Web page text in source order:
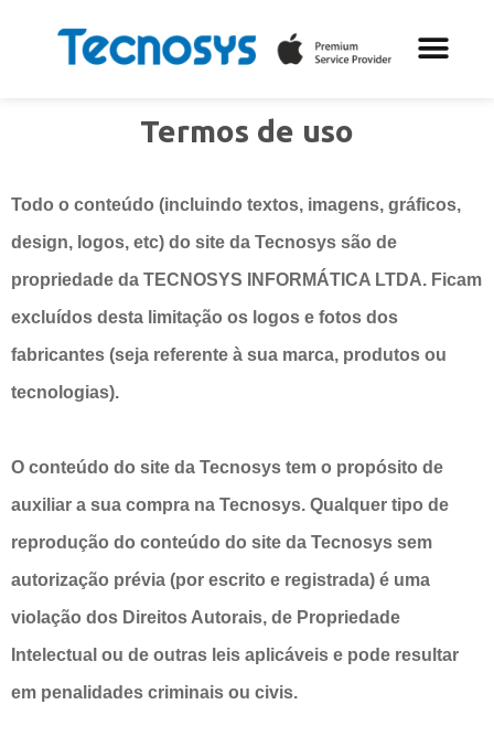
Termos de uso
Todo o conteúdo (incluindo textos, imagens, gráficos,
design, logos, etc) do site da Tecnosys são de
propriedade da TECNOSYS INFORMÁTICA LTDA. Ficam
excluídos desta limitação os logos e fotos dos
fabricantes (seja referente à sua marca, produtos ou
tecnologias).
O conteúdo do site da Tecnosys tem o propósito de
auxiliar a sua compra na Tecnosys. Qualquer tipo de
reprodução do conteúdo do site da Tecnosys sem
autorização prévia (por escrito e registrada) é uma
violação dos Direitos Autorais, de Propriedade
Intelectual ou de outras leis aplicáveis e pode resultar
em penalidades criminais ou civis.